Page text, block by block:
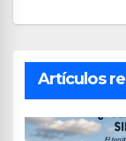
Artículos